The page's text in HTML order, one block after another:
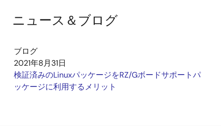
ニュース＆ブログ
ブログ
2021年8月31日
検証済みのLinuxパッケージをRZ/Gボードサポートパ
ッケージに利用するメリット